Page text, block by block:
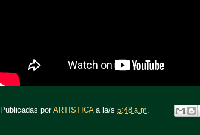
Publicadas porARTISTICA a la/s 5:48 a.m.